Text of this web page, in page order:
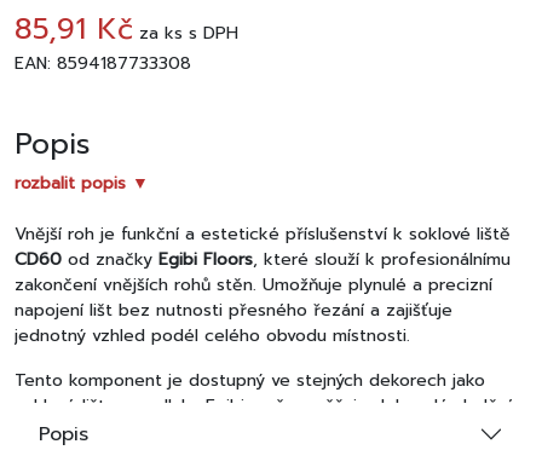
85,91 Kč za ks s DPH
EAN: 8594187733308
Popis
rozbalit popis ▼
Vnější roh je funkční a estetické příslušenství k soklové liště
CD60 od značky Egibi Floors, které slouží k profesionálnímu
zakončení vnějších rohů stěn. Umožňuje plynulé a precizní
napojení lišt bez nutnosti přesného řezání a zajišťuje
jednotný vzhled podél celého obvodu místnosti.
Tento komponent je dostupný ve stejných dekorech jako
soklové lišty a podlahy Egibi, což umožňuje dokonalé sladění
všech prvků interiéru.
Popis